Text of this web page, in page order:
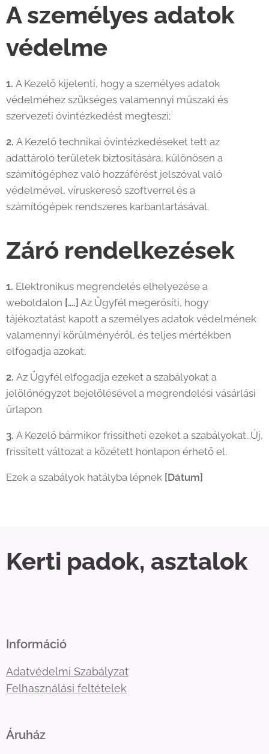
A személyes adatok
védelme
1. A Kezelő kijelenti, hogy a személyes adatok
védelméhez szükséges valamennyi műszaki és
szervezeti óvintézkedést megteszi;
2. A Kezelő technikai óvintézkedéseket tett az
adattároló területek biztosítására, különösen a
számítógéphez való hozzáférést jelszóval való
védelmével, víruskereső szoftverrel és a
számítógépek rendszeres karbantartásával.
Záró rendelkezések
1. Elektronikus megrendelés elhelyezése a
weboldalon [….] Az Ügyfél megerősíti, hogy
tájékoztatást kapott a személyes adatok védelmének
valamennyi körülményéről, és teljes mértékben
elfogadja azokat;
2. Az Ügyfél elfogadja ezeket a szabályokat a
jelölőnégyzet bejelölésével a megrendelési vásárlási
űrlapon.
3. A Kezelő bármikor frissítheti ezeket a szabályokat. Új,
frissített változat a közétett honlapon érhető el.
Ezek a szabályok hatályba lépnek [Dátum]
Kerti padok, asztalok
Információ
Adatvédelmi Szabályzat
Felhasználási feltételek
Áruház